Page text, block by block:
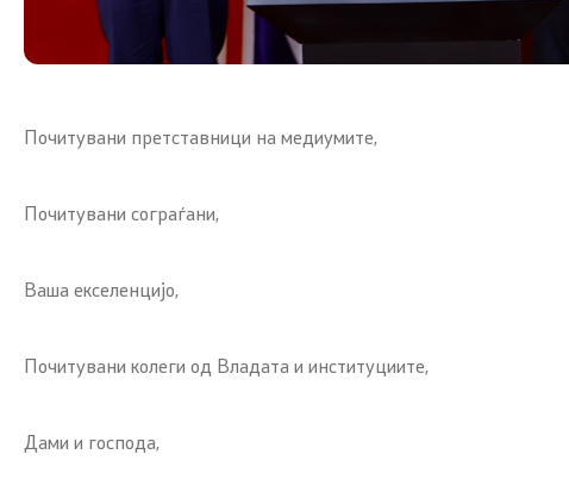
Почитувани претставници на медиумите,
Почитувани сограѓани,
Ваша екселенцијо,
Почитувани колеги од Владата и институциите,
Дами и господа,